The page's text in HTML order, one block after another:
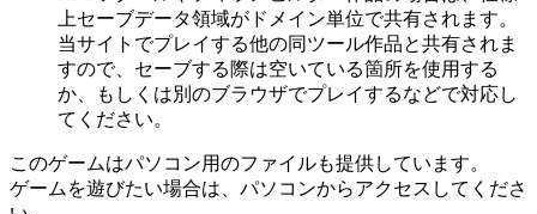
上セーブデータ領域がドメイン単位で共有されます。
当サイトでプレイする他の同ツール作品と共有されま
すので、セーブする際は空いている箇所を使用する
か、もしくは別のブラウザでプレイするなどで対応し
てください。
このゲームはパソコン用のファイルも提供しています。
ゲームを遊びたい場合は、パソコンからアクセスしてくださ